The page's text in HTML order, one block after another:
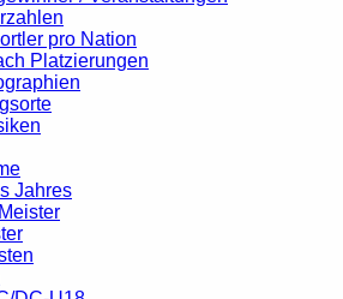
pro Nation
Platzierungen
Jahres